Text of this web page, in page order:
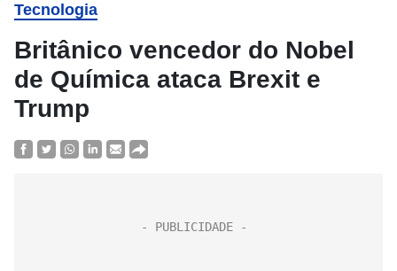
Tecnologia
Britânico vencedor do Nobel
de Química ataca Brexit e
Trump